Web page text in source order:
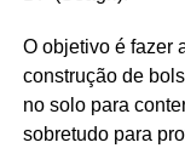
O objetivo é fazer
construção de
no solo para
sobretudo para